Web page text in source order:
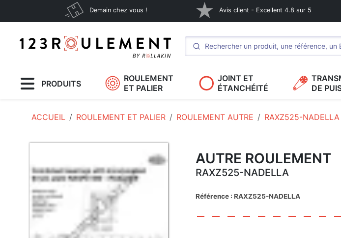
Demain chez vous ! Avis client - Excellent 4.8 sur 5
PRODUITS
ROULEMENT
ET PALIER
JOINT ET
ÉTANCHÉITÉ
DE
ACCUEIL ROULEMENT ET PALIER ROULEMENT AUTRE RAXZ525-NADELLA
AUTRE ROULEMENT
RAXZ525-NADELLA
Référence : RAXZ525-NADELLA